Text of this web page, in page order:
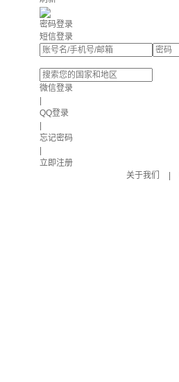
密码登录
短信登录
微信登录
QQ登录
忘记密码
立即注册
关于我们